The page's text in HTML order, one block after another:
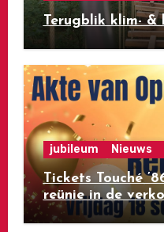
Terugblik klim-
jubileum Nieuws
Tickets Touché
reünie in de